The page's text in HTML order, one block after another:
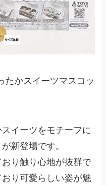
たかスイーツマスコッ
イーツをモチーフに
新登場です。
り触り心地が抜群で
り可愛らしい姿が魅